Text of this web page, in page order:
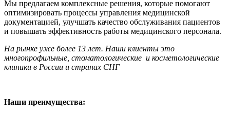
Мы предлагаем комплексные решения, которые помогают
оптимизировать процессы управления медицинской
документацией, улучшать качество обслуживания пациентов
и повышать эффективность работы медицинского персонала.
На рынке уже более 13 лет. Наши клиенты это
многопрофильные, стоматологические и косметологические
клиники в России и странах СНГ
Наши преимущества: